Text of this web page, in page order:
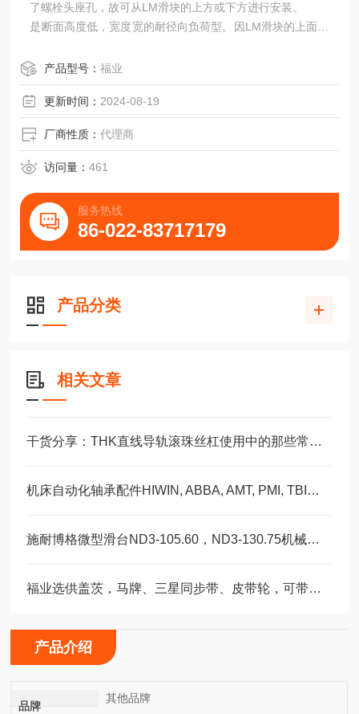
了螺栓头座孔，故可从LM滑块的上方或下方进行安装。
是断面高度低，宽度宽的耐径向负荷型。因LM滑块的上面开
规格多样尺寸25-65滑块SNR45LC-THK滚柱导轨
产品型号：福业
更新时间： 2024-08-19
厂商性质：代理商
访问量：461
服务热线
86-022-83717179
产品分类
相关文章
干货分享：THK直线导轨滚珠丝杠使用中的那些常见故障与解决技巧
机床自动化轴承配件HIWIN, ABBA, AMT, PMI, TBI滑块导轨丝杠
施耐博格微型滑台ND3-105.60，ND3-130.75机械装配轴承
福业选供盖茨，马牌、三星同步带、皮带轮，可带图纸加工定制。
产品介绍
品牌
其他品牌